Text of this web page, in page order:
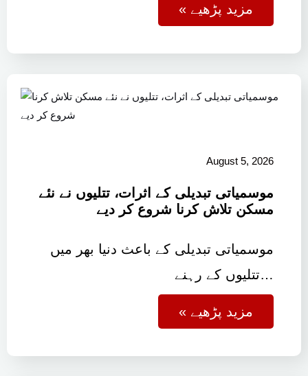
« مزید پڑھیے
August 5, 2026
موسمیاتی تبدیلی کے اثرات، تتلیوں نے نئے
مسکن تلاش کرنا شروع کر دیے
موسمیاتی تبدیلی کے باعث دنیا بھر میں
تتلیوں کے رہنے…
« مزید پڑھیے